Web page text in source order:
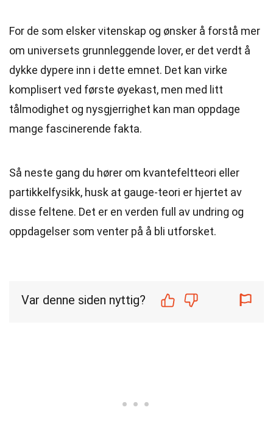
For de som elsker vitenskap og ønsker å forstå mer
om universets grunnleggende lover, er det verdt å
dykke dypere inn i dette emnet. Det kan virke
komplisert ved første øyekast, men med litt
tålmodighet og nysgjerrighet kan man oppdage
mange fascinerende fakta.
Så neste gang du hører om kvantefeltteori eller
partikkelfysikk, husk at gauge-teori er hjertet av
disse feltene. Det er en verden full av undring og
oppdagelser som venter på å bli utforsket.
Var denne siden nyttig?